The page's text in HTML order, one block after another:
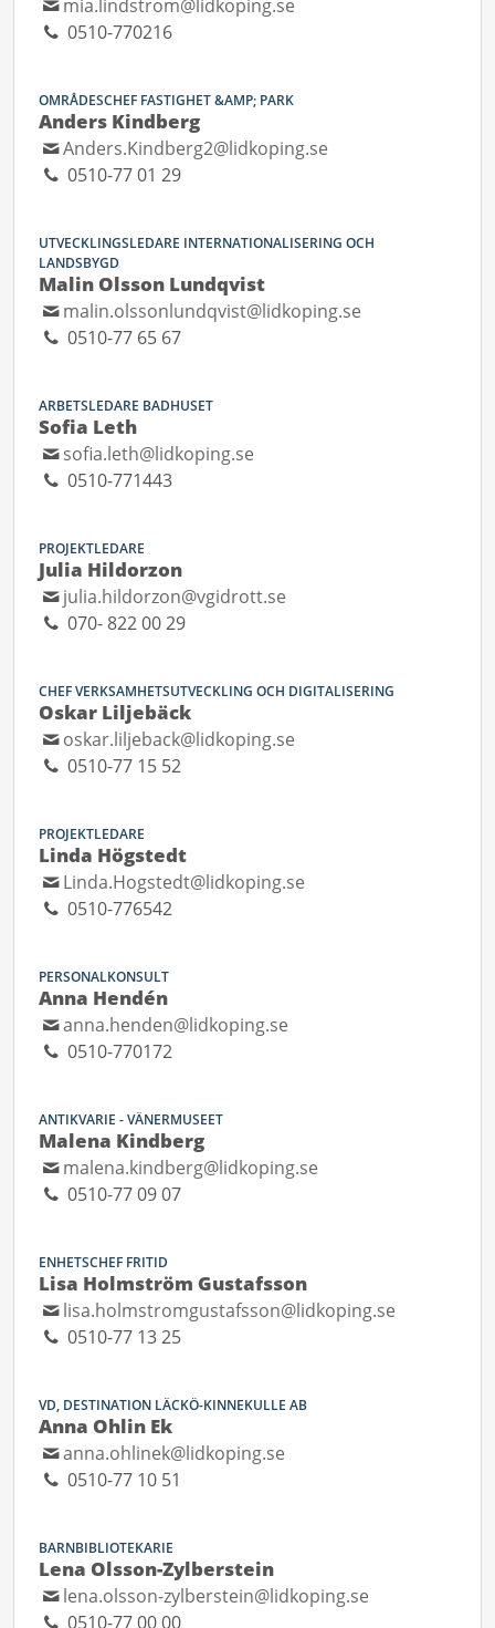
mia.lindstrom@lidkoping.se
0510-770216
OMRÅDESCHEF FASTIGHET &AMP; PARK
Anders Kindberg
Anders.Kindberg2@lidkoping.se
0510-77 01 29
UTVECKLINGSLEDARE INTERNATIONALISERING OCH
LANDSBYGD
Malin Olsson Lundqvist
malin.olssonlundqvist@lidkoping.se
0510-77 65 67
ARBETSLEDARE BADHUSET
Sofia Leth
sofia.leth@lidkoping.se
0510-771443
PROJEKTLEDARE
Julia Hildorzon
julia.hildorzon@vgidrott.se
070- 822 00 29
CHEF VERKSAMHETSUTVECKLING OCH DIGITALISERING
Oskar Liljebäck
oskar.liljeback@lidkoping.se
0510-77 15 52
PROJEKTLEDARE
Linda Högstedt
Linda.Hogstedt@lidkoping.se
0510-776542
PERSONALKONSULT
Anna Hendén
anna.henden@lidkoping.se
0510-770172
ANTIKVARIE - VÄNERMUSEET
Malena Kindberg
malena.kindberg@lidkoping.se
0510-77 09 07
ENHETSCHEF FRITID
Lisa Holmström Gustafsson
lisa.holmstromgustafsson@lidkoping.se
0510-77 13 25
VD, DESTINATION LÄCKÖ-KINNEKULLE AB
Anna Ohlin Ek
anna.ohlinek@lidkoping.se
0510-77 10 51
BARNBIBLIOTEKARIE
Lena Olsson-Zylberstein
lena.olsson-zylberstein@lidkoping.se
0510-77 00 00